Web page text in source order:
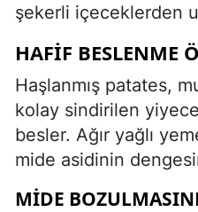
şekerli içeceklerden
HAFIF BESLENME
Haşlanmış patates,
kolay sindirilen
besler. Ağır yağlı
mide asidinin
MIDE